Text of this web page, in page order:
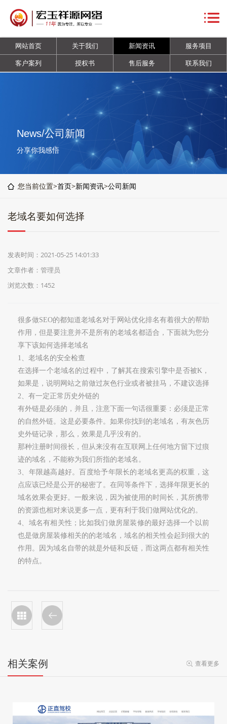
站
首
关
于
新
列
书
后
务
联
我
网站首页 关于我们 新闻资讯
服务项目
客户案列
授权书 售后服务 联系我们
News/公司新闻
分享你我感悟
您当前位置>首页>新闻资讯>公司新闻
老域名要如何选择
发表时间：2021-05-25 14:01:33
文章作者：管理员
浏览次数：1452
很多做SEO的都知道老域名对于网站优化排名有着很大的帮助
作用，但是要注意并不是所有的老域名都适合，下面就为您分
享下该如何选择老域名
1 、老域名的安全检查
在选择一个老域名的过程中，了解其在搜索引擎中是否被K，
如果是，说明网站之前做过灰色行业或者被挂马， 不建议选择
2、有一定正常历史外链的
有外链是必须的，并且，注意下面一句话很重要：必须是正常
的自然外链。这是必要条件。如果你找到的老域名，有灰色历
史外链记录，那么，效果是几乎没有的。
那种注册时间很长，但从来没有在互联网上任何地方留下过痕
迹的域名，不能称为我们所指的老域名。
3、年限越高越好。百度给予年限长的老域名更高的权重，这
点应该已经是公开的秘密了。在同等条件下，选择年限更长的
域名效果会更好。一般来说，因为被使用的时间长，其所携带
的资源也相对来说更多一点，更有利于我们做网站优化的。
4、域名有相关性；比如我们做房屋装修的最好选择一个以前
也是做房屋装修相关的的老域名，域名的相关性会起到很大的
作用。因为域名自带的就是外链和反链，而这两点都有相关性
的特点。
相关案例 查看更多